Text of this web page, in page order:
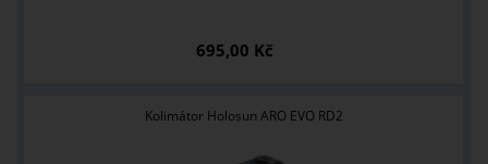
695,00 Kč
Kolimátor Holosun ARO EVO RD2